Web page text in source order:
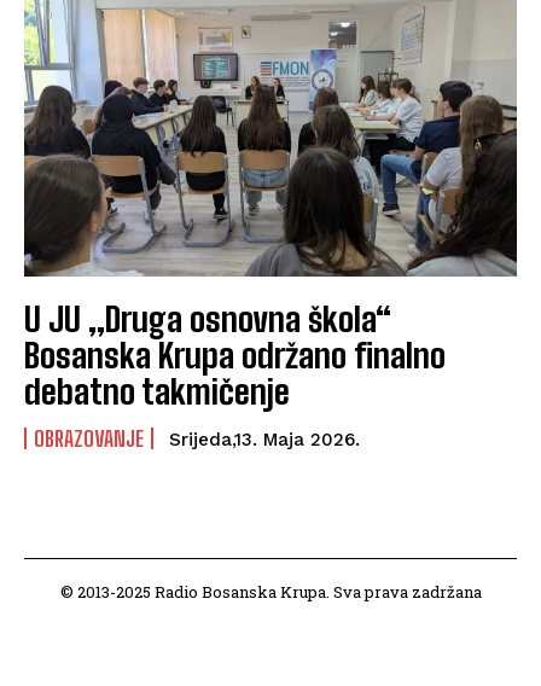
U JU „Druga osnovna škola“
Bosanska Krupa održano finalno
debatno takmičenje
OBRAZOVANJE Srijeda,13. Maja 2026.
© 2013-2025 Radio Bosanska Krupa. Sva prava zadržana